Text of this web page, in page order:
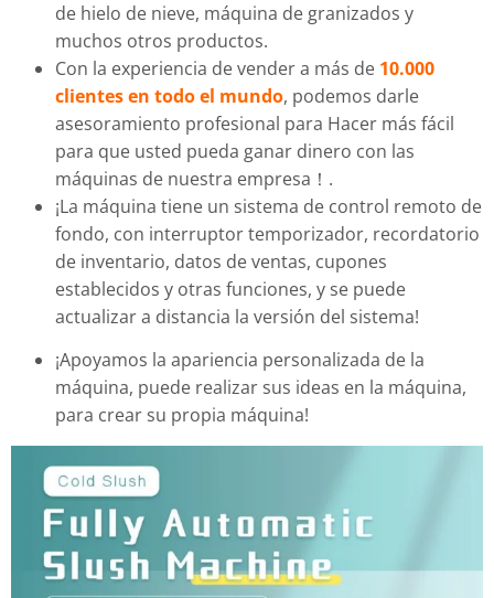
de hielo de nieve, máquina de granizados y
muchos otros productos.
Con la experiencia de vender a más de 10.000
clientes en todo el mundo, podemos darle
asesoramiento profesional para Hacer más fácil
para que usted pueda ganar dinero con las
máquinas de nuestra empresa！.
¡La máquina tiene un sistema de control remoto de
fondo, con interruptor temporizador, recordatorio
de inventario, datos de ventas, cupones
establecidos y otras funciones, y se puede
actualizar a distancia la versión del sistema!
¡Apoyamos la apariencia personalizada de la
máquina, puede realizar sus ideas en la máquina,
para crear su propia máquina!